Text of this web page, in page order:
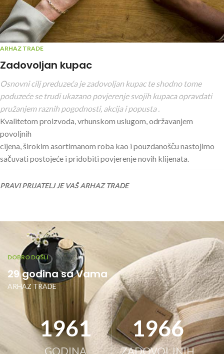
ARHAZ TRADE
Zadovoljan kupac
Osnovni cilj preduzeća je zadovoljan kupac te shodno tome
poduzeće se trudi ukazano povjerenje svojih kupaca opravdati
pružanjem raznih pogodnosti, akcija i popusta .
Kvalitetom proizvoda, vrhunskom uslugom, održavanjem
povoljnih
cijena, širokim asortimanom roba kao i pouzdanošču nastojimo
sačuvati postojeće i pridobiti povjerenje novih klijenata.
PRAVI PRIJATELJ JE VAŠ ARHAZ TRADE
DOBRO DOŠLI
29 godina sa Vama
ARHAZ TRADE
1996
GODINA
2000
ZADOVOLJNIH